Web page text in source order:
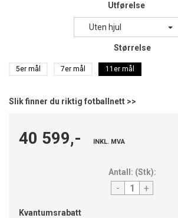
Utførelse
Uten hjul
Størrelse
5er mål 7er mål 11er mål
Slik finner du riktig fotballnett >>
40 599,- INKL. MVA
Antall: (Stk):
- +
Kvantumsrabatt